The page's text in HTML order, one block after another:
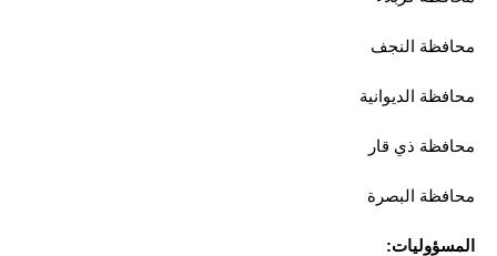
محافظة النجف
محافظة الديوانية
محافظة ذي قار
محافظة البصرة
المسؤوليات: